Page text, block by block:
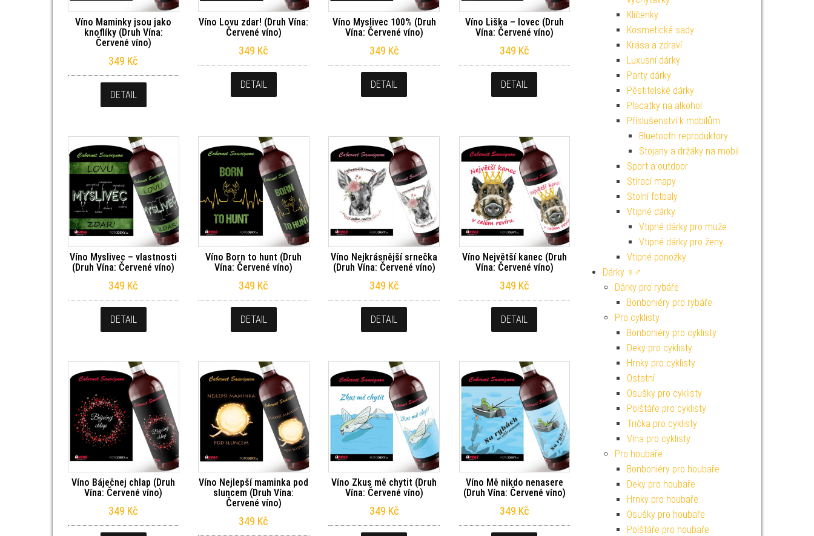
Víno Maminky jsou jako
knoflíky (Druh Vína:
Červené víno)
349 Kč
DETAIL
Víno Lovu zdar! (Druh Vína:
Červené víno)
349 Kč
DETAIL
Víno Myslivec 100% (Druh
Vína: Červené víno)
349 Kč
DETAIL
Víno Liška – lovec (Druh
Vína: Červené víno)
349 Kč
DETAIL
Víno Myslivec – vlastnosti
(Druh Vína: Červené víno)
349 Kč
DETAIL
Víno Born to hunt (Druh
Vína: Červené víno)
349 Kč
DETAIL
Víno Nejkrásnější srnečka
(Druh Vína: Červené víno)
349 Kč
DETAIL
Víno Největší kanec (Druh
Vína: Červené víno)
349 Kč
DETAIL
Víno Báječnej chlap (Druh
Vína: Červené víno)
349 Kč
Víno Nejlepší maminka pod
sluncem (Druh Vína:
Červené víno)
349 Kč
Víno Zkus mě chytit (Druh
Vína: Červené víno)
349 Kč
Víno Mě nikdo nenasere
(Druh Vína: Červené víno)
349 Kč
Klíčenky
Kosmetické sady
Krása a zdraví
Luxusní dárky
Party dárky
Pěstitelské dárky
Placatky na alkohol
Příslušenství k mobilům
Bluetooth reproduktory
Stojany a držáky na mobil
Sport a outdoor
Stírací mapy
Stolní fotbaly
Vtipné dárky
Vtipné dárky pro muže
Vtipné dárky pro ženy
Vtipné ponožky
Dárky ♀♂
Dárky pro rybáře
Bonboniéry pro rybáře
Pro cyklisty
Bonboniéry pro cyklisty
Deky pro cyklisty
Hrnky pro cyklisty
Ostatní
Osušky pro cyklisty
Polštáře pro cyklisty
Trička pro cyklisty
Vína pro cyklisty
Pro houbaře
Bonboniéry pro houbaře
Deky pro houbaře
Hrnky pro houbaře
Osušky pro houbaře
Polštáře pro houbaře